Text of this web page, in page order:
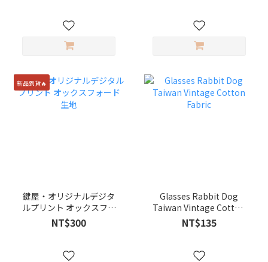
新品到貨🔥
鍵屋・オリジナルデジタ
ルプリント オックスフォ
ード生地
NT$300
Glasses Rabbit Dog
Taiwan Vintage Cotton
Fabric
NT$135